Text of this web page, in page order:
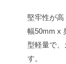
堅牢性が
幅50mm x
型軽量で、
す。